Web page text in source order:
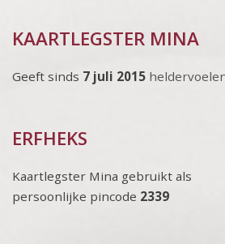
KAARTLEGSTER MINA
Geeft sinds 7 juli 2015
ERFHEKS
Kaartlegster Mina gebruikt als
persoonlijke pincode 2339